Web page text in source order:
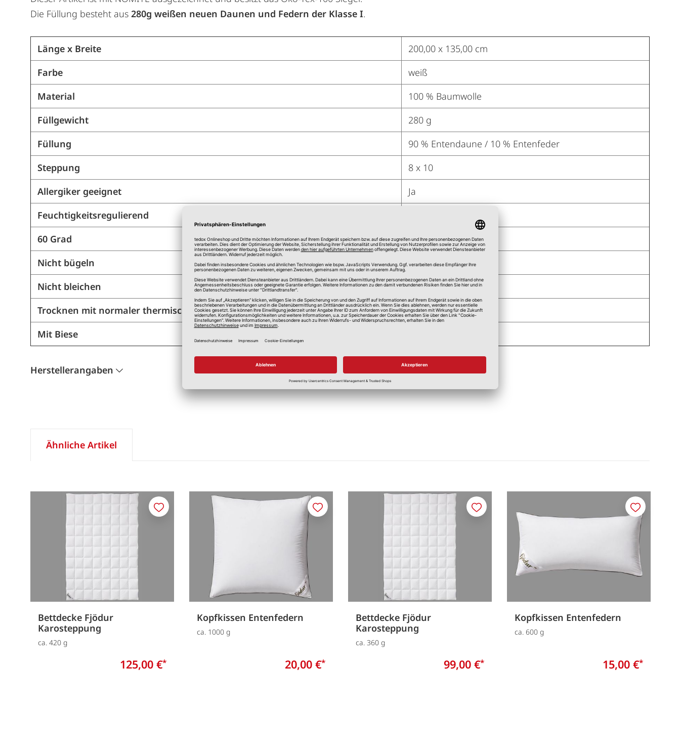
Die Füllung besteht aus 280g weißen neuen Daunen und Federn der Klasse I.
Länge x Breite
200,00 x 135,00 cm
Farbe
weiß
Material
100 % Baumwolle
Füllgewicht
280 g
Füllung
90 % Entendaune / 10 % Entenfeder
Steppung
8 x 10
Allergiker geeignet
Ja
Feuchtigkeitsregulierend
60 Grad
Ja
Nicht bügeln
Ja
Nicht bleichen
Ja
Trocknen mit normaler thermischer Beanspruchung
Ja
Mit Biese
Herstellerangaben
Ähnliche Artikel
Bettdecke Fjödur
Karosteppung
ca. 420 g
125,00 €*
Merken
Kopfkissen Entenfedern
ca. 1000 g
20,00 €*
Merken
Bettdecke Fjödur
Karosteppung
ca. 360 g
99,00 €*
Merken
Kopfkissen Entenfedern
ca. 600 g
15,00 €*
Merken